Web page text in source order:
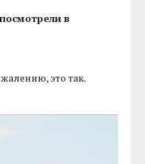
в
это так.